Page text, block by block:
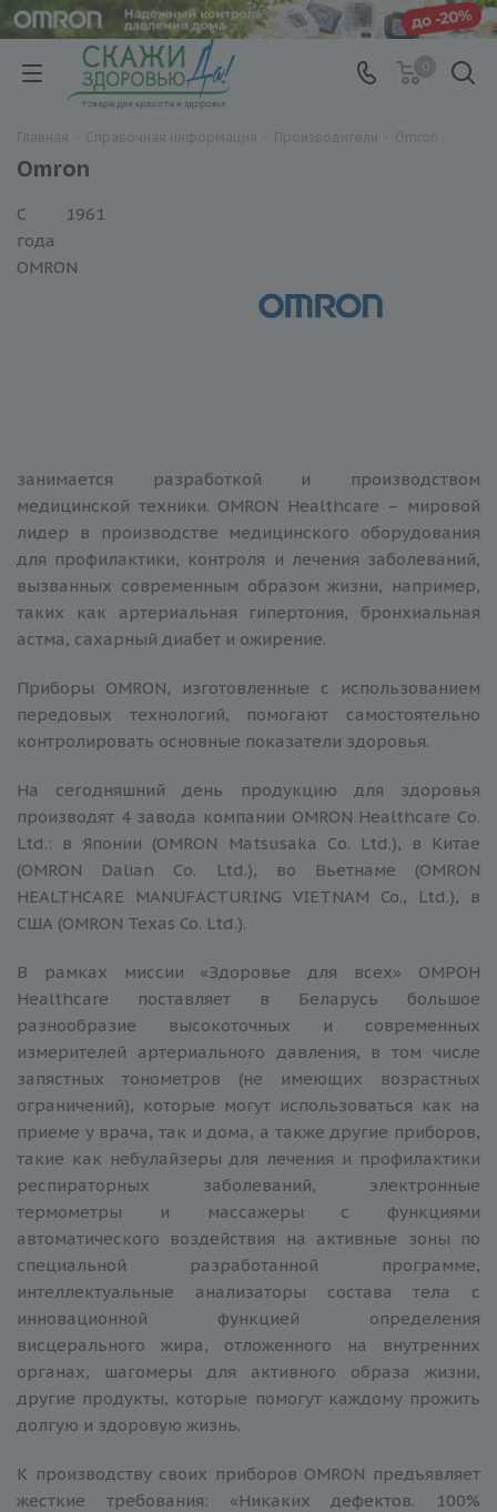
Omron
С 1961
года
OMRON
занимается разработкой и производством
медицинской техники. OMRON Healthcare – мировой
лидер в производстве медицинского оборудования
для профилактики, контроля и лечения заболеваний,
вызванных современным образом жизни, например,
таких как артериальная гипертония, бронхиальная
астма, сахарный диабет и ожирение.
Приборы OMRON, изготовленные с использованием
передовых технологий, помогают самостоятельно
контролировать основные показатели здоровья.
На сегодняшний день продукцию для здоровья
производят 4 завода компании OMRON Healthcare Сo.
Ltd.: в Японии (OMRON Matsusaka Сo. Ltd.), в Китае
(OMRON Dalian Сo. Ltd.), во Вьетнаме (OMRON
HEALTHCARE MANUFACTURING VIETNAM Co., Ltd.), в
США (OMRON Texas Co. Ltd.).
В рамках миссии «Здоровье для всех» ОМРОН
Healthcare поставляет в Беларусь большое
разнообразие высокоточных и современных
измерителей артериального давления, в том числе
запястных тонометров (не имеющих возрастных
ограничений), которые могут использоваться как на
приеме у врача, так и дома, а также другие приборов,
такие как небулайзеры для лечения и профилактики
респираторных заболеваний, электронные
термометры и массажеры с функциями
автоматического воздействия на активные зоны по
специальной разработанной программе,
интеллектуальные анализаторы состава тела с
инновационной функцией определения
висцерального жира, отложенного на внутренних
органах, шагомеры для активного образа жизни,
другие продукты, которые помогут каждому прожить
долгую и здоровую жизнь.
К производству своих приборов OMRON предъявляет
жесткие требования: «Никаких дефектов. 100%